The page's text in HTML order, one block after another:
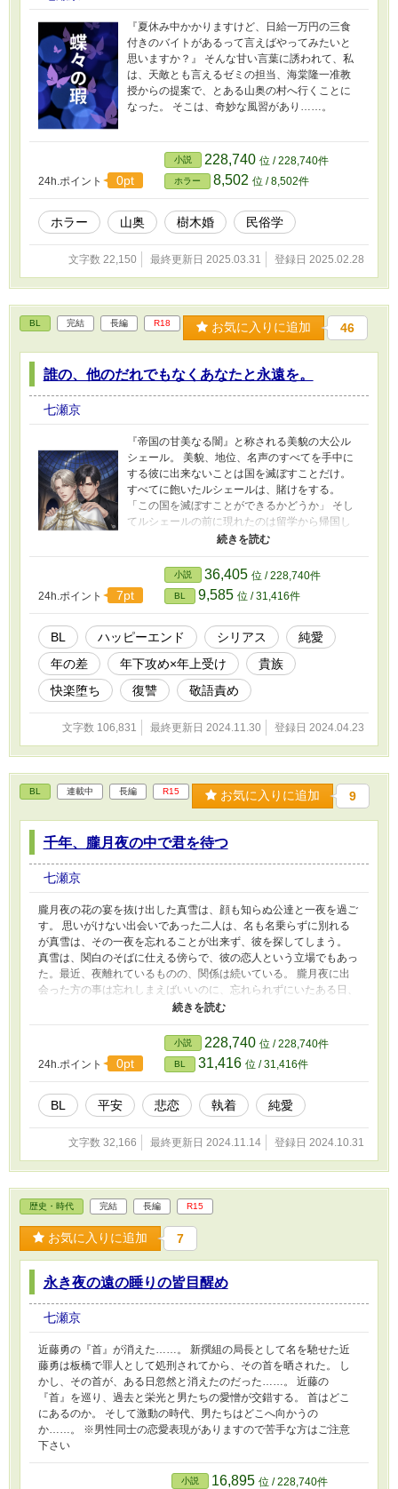
『夏休み中かかりますけど、日給一万円の三食
付きのバイトがあるって言えばやってみたいと
思いますか？』 そんな甘い言葉に誘われて、私
は、天敵とも言えるゼミの担当、海棠隆一准教
授からの提案で、とある山奥の村へ行くことに
なった。 そこは、奇妙な風習があり……。
24h.ポイント 0pt
小説 228,740 位 / 228,740件
ホラー 8,502 位 / 8,502件
ホラー 山奥 樹木婚 民俗学
文字数 22,150 最終更新日 2025.03.31 登録日 2025.02.28
BL 完結 長編 R18 お気に入りに追加 46
誰の、他のだれでもなくあなたと永遠を。
七瀬京
『帝国の甘美なる闇』と称される美貌の大公ル
シェール。 美貌、地位、名声のすべてを手中に
する彼に出来ないことは国を滅ぼすことだけ。
すべてに飽いたルシェールは、賭けをする。
「この国を滅ぼすことができるかどうか」 そし
てルシェールの前に現れたのは留学から帰国し
たばかりの、若き皇太子アルトゥールだっ
く・・。 叶うことのない約束をかつて交わし
た。美しい星あかりの下、あの時、愚かにも私
は、『永遠』に焦がれていた……。 頽廃と破滅
に彩られた純愛の物語。
24h.ポイント 7pt
小説 36,405 位 / 228,740件
BL 9,585 位 / 31,416件
BL ハッピーエンド シリアス
純愛
年の差
年下攻め×年上受け
貴族
快楽堕ち
復讐 敬語責め
文字数 106,831 最終更新日 2024.11.30 登録日 2024.04.23
BL 連載中 長編 R15 お気に入りに追加 9
千年、朧月夜の中で君を待つ
七瀬京
朧月夜の花の宴を抜け出した真雪は、顔も知らぬ公達と一夜を過ご
す。 思いがけない出会いであった二人は、名も名乗らずに別れる
が真雪は、その一夜を忘れることが出来ず、彼を探してしまう。
真雪は、関白のそばに仕える傍らで、彼の恋人という立場でもあっ
た。最近、夜離れているものの、関係は続いている。 朧月夜に出
会った方の事は忘れしまえばいいのに、忘れられずにいたある日、
真雪は、その人と再会してしまう。 兵部卿の宮、と呼ばれる彼は
て執着を見せ始める関白、そして、真雪に思いを寄せてくる兵部卿
の宮。 真雪を巡り、男たちと宮廷が思わぬ方向へ進んでい
く・・。 平安風の朝廷を舞台に桜舞う夜に出会ってしまった二人
の恋のゆくえは・・。
24h.ポイント 0pt
小説 228,740 位 / 228,740件
BL 31,416 位 / 31,416件
BL 平安 悲恋 執着 純愛
文字数 32,166 最終更新日 2024.11.14 登録日 2024.10.31
歴史・時代 完結 長編 R15
お気に入りに追加 7
永き夜の遠の睡りの皆目醒め
七瀬京
近藤勇の『首』が消えた……。 新撰組の局長として名を馳せた近
藤勇は板橋で罪人として処刑されてから、その首を晒された。 し
かし、その首が、ある日忽然と消えたのだった……。 近藤の
『首』を巡り、過去と栄光と男たちの愛憎が交錯する。 首はどこ
にあるのか。 そして激動の時代、男たちはどこへ向かうの
か……。 ※男性同士の恋愛表現がありますので苦手な方はご注意
下さい
小説 16,895 位 / 228,740件